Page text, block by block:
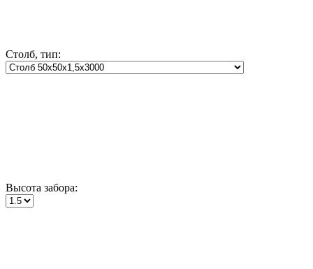
Столб, тип:
Высота забора: